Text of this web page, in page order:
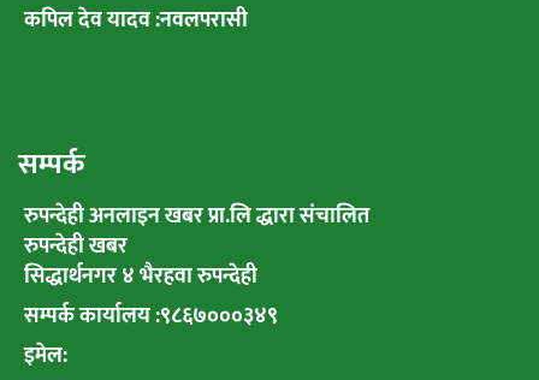
कपिल देव यादव :नवलपरासी
सम्पर्क
रुपन्देही अनलाइन खबर प्रा.लि द्धारा संचालित
रुपन्देही खबर
सिद्धार्थनगर ४ भैरहवा रुपन्देही
सम्पर्क कार्यालय :९८६७०००३४९
इमेल: